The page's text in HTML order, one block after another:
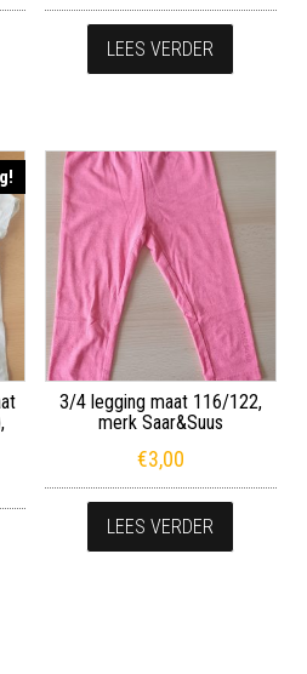
LEES VERDER
prijs was: €3,50.
prijs is: €3,00.
3/4 legging maat 116/122,
merk Saar&Suus
€3,00
LEES VERDER